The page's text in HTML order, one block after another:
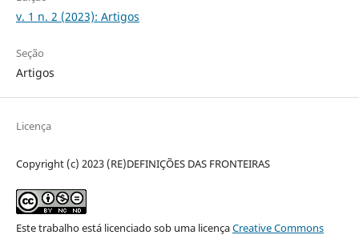
v. 1 n. 2 (2023): Artigos
Seção
Artigos
Licença
Copyright (c) 2023 (RE)DEFINIÇÕES DAS FRONTEIRAS
Este trabalho está licenciado sob uma licençaCreative Commons